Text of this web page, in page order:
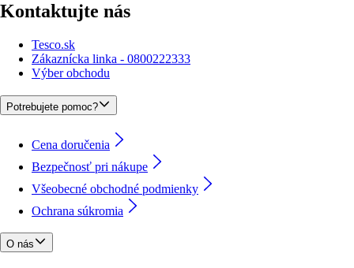
Kontaktujte nás
Tesco.sk
Zákaznícka linka - 0800222333
Výber obchodu
Potrebujete pomoc?
Cena doručenia
Bezpečnosť pri nákupe
Všeobecné obchodné podmienky
Ochrana súkromia
O nás